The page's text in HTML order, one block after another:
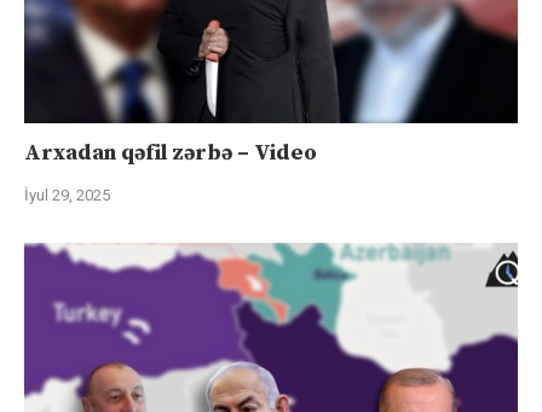
Arxadan qəfil zərbə – Video
İyul 29, 2025